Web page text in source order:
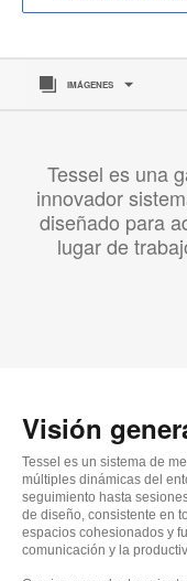
IMÁGENES
Tessel es una
innovador
diseñado para
lugar de
Visión
Tessel es un sistema de
múltiples dinámicas del
seguimiento hasta
de diseño, consistente en
espacios cohesionados y
comunicación y la